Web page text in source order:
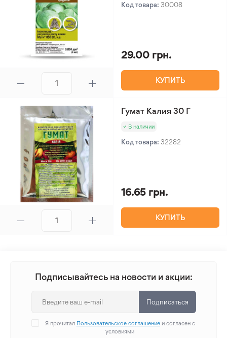
Код товара: 30008
29.00 грн.
КУПИТЬ
Гумат Калия 30 Г
В наличии
Код товара: 32282
16.65 грн.
КУПИТЬ
Подписывайтесь на новости и акции:
Подписаться
Я прочитал Пользовательское соглашениеи согласен с
условиями